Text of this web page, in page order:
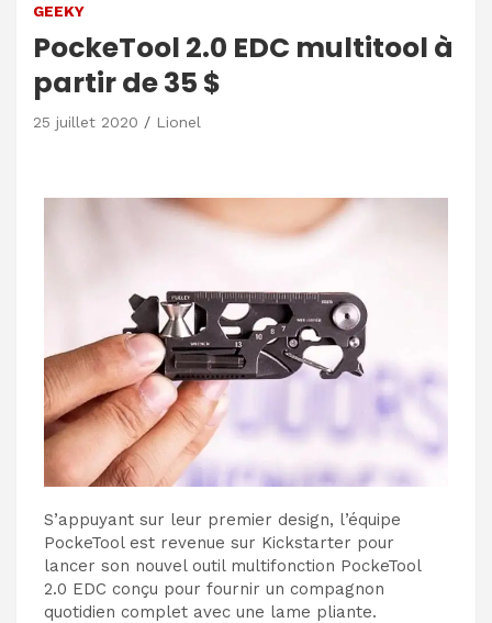
GEEKY
PockeTool 2.0 EDC multitool à
partir de 35 $
25 juillet 2020 Lionel
S’appuyant sur leur premier design, l’équipe
PockeTool est revenue sur Kickstarter pour
lancer son nouvel outil multifonction PockeTool
2.0 EDC conçu pour fournir un compagnon
quotidien complet avec une lame pliante.